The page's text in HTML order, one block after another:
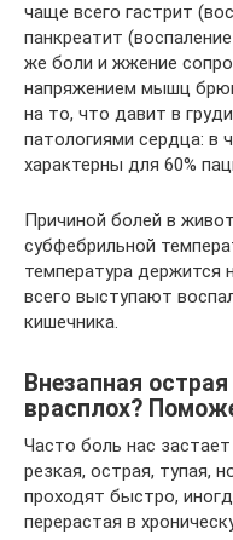
чаще всего гастрит
панкреатит
же боли и жжение
напряжением мышц
на то, что давит в
патологиями сердца: в
характерны для 60%
Причиной болей в
субфебрильной
температура держится
всего выступают
кишечника.
Внезапная
врасплох?
Часто боль нас
резкая, острая, тупая,
проходят быстро,
перерастая в